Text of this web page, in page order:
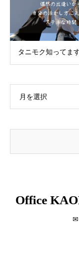
タニモク知ってま
月を選択
Office
✉